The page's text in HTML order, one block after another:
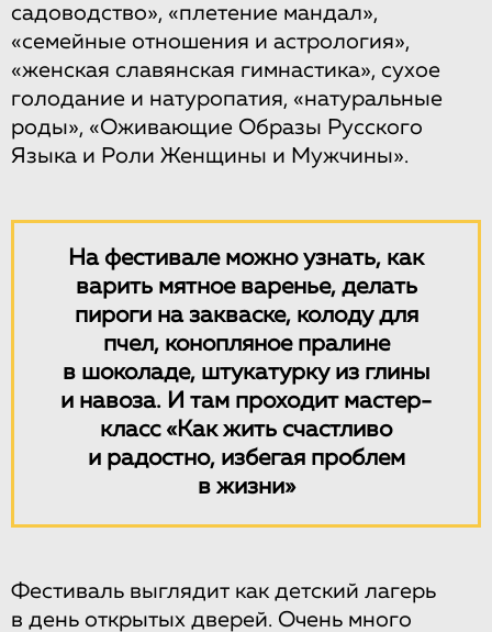
садоводство», «плетение мандал»,
«семейные отношения и астрология»,
«женская славянская гимнастика», сухое
голодание и натуропатия, «натуральные
роды», «Оживающие Образы Русского
Языка и Роли Женщины и Мужчины».
На фестивале можно узнать, как
варить мятное варенье, делать
пироги на закваске, колоду для
пчел, конопляное пралине
в шоколаде, штукатурку из глины
и навоза. И там проходит мастер-
класс «Как жить счастливо
и радостно, избегая проблем
в жизни»
Фестиваль выглядит как детский лагерь
в день открытых дверей. Очень много